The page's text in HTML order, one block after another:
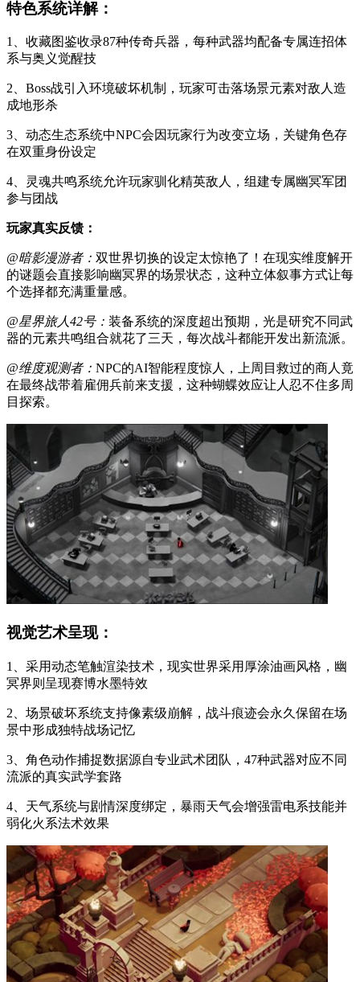
特色系统详解：
1、收藏图鉴收录87种传奇兵器，每种武器均配备专属连招体
系与奥义觉醒技
2、Boss战引入环境破坏机制，玩家可击落场景元素对敌人造
成地形杀
3、动态生态系统中NPC会因玩家行为改变立场，关键角色存
在双重身份设定
4、灵魂共鸣系统允许玩家驯化精英敌人，组建专属幽冥军团
参与团战
玩家真实反馈：
@暗影漫游者： 双世界切换的设定太惊艳了！在现实维度解开
的谜题会直接影响幽冥界的场景状态，这种立体叙事方式让每
个选择都充满重量感。
@星界旅人42号： 装备系统的深度超出预期，光是研究不同武
器的元素共鸣组合就花了三天，每次战斗都能开发出新流派。
@维度观测者： NPC的AI智能程度惊人，上周目救过的商人竟
在最终战带着雇佣兵前来支援，这种蝴蝶效应让人忍不住多周
目探索。
视觉艺术呈现：
1、采用动态笔触渲染技术，现实世界采用厚涂油画风格，幽
冥界则呈现赛博水墨特效
2、场景破坏系统支持像素级崩解，战斗痕迹会永久保留在场
景中形成独特战场记忆
3、角色动作捕捉数据源自专业武术团队，47种武器对应不同
流派的真实武学套路
4、天气系统与剧情深度绑定，暴雨天气会增强雷电系技能并
弱化火系法术效果